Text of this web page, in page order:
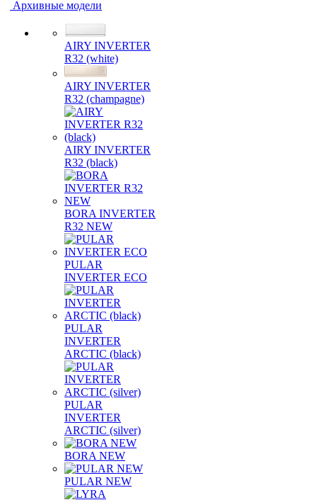
Архивные модели
AIRY INVERTER
R32 (white)
AIRY INVERTER
R32 (champagne)
AIRY INVERTER
R32 (black)
BORA INVERTER
R32 NEW
PULAR
INVERTER ECO
PULAR
INVERTER
ARCTIC (black)
PULAR
INVERTER
ARCTIC (silver)
BORA NEW
PULAR NEW